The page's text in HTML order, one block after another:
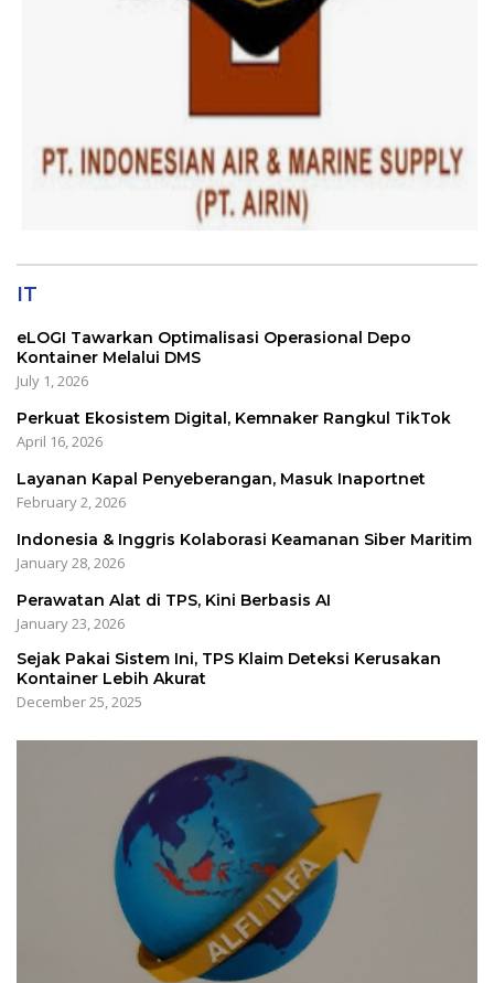
IT
eLOGI Tawarkan Optimalisasi Operasional Depo
Kontainer Melalui DMS
July 1, 2026
Perkuat Ekosistem Digital, Kemnaker Rangkul TikTok
April 16, 2026
Layanan Kapal Penyeberangan, Masuk Inaportnet
February 2, 2026
Indonesia & Inggris Kolaborasi Keamanan Siber Maritim
January 28, 2026
Perawatan Alat di TPS, Kini Berbasis AI
January 23, 2026
Sejak Pakai Sistem Ini, TPS Klaim Deteksi Kerusakan
Kontainer Lebih Akurat
December 25, 2025